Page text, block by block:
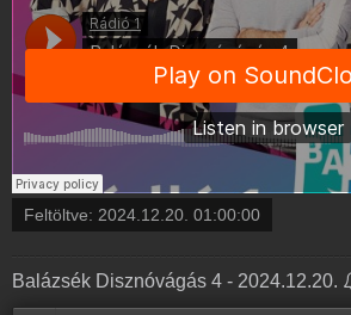
Feltöltve: 2024.12.20. 01:00:00
Balázsék Disznóvágás 4 - 2024.12.20.